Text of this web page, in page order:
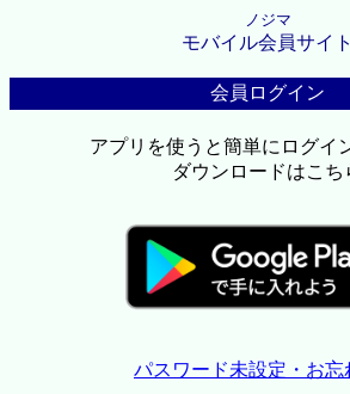
ノジマ
モバイル会員サイト
会員ログイン
アプリを使うと簡単にログイ
ダウンロードはこち
パスワード未設定・お忘